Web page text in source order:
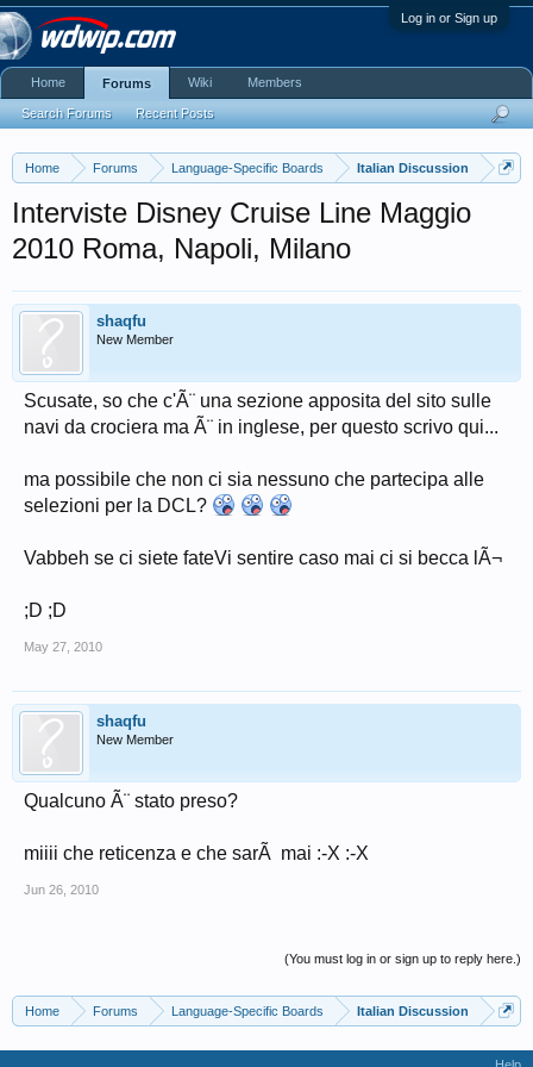
Log in or Sign up
Home Forums Language-Specific Boards Italian Discussion
Interviste Disney Cruise Line Maggio
2010 Roma, Napoli, Milano
shaqfu
New Member
Scusate, so che c'Ã¨ una sezione apposita del sito sulle
navi da crociera ma Ã¨ in inglese, per questo scrivo qui...
ma possibile che non ci sia nessuno che partecipa alle
selezioni per la DCL?
Vabbeh se ci siete fateVi sentire caso mai ci si becca lÃ¬
;D ;D
May 27, 2010
shaqfu
New Member
Qualcuno Ã¨ stato preso?
miiii che reticenza e che sarÃ mai :-X :-X
Jun 26, 2010
(You must log in or sign up to reply here.)
Home Forums Language-Specific Boards Italian Discussion
Home Forums
Search Forums Recent Posts
Wiki Members